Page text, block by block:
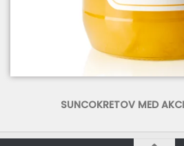
SUNCOKRETOV MED